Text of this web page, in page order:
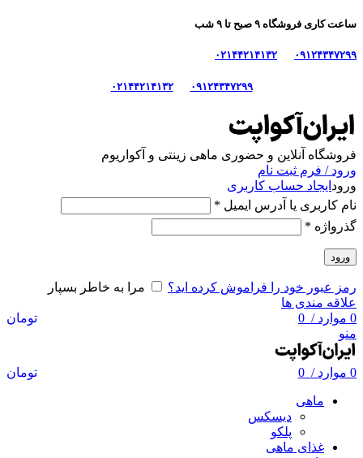
ساعت کاری فروشگاه ۹ صبح تا ۹ شب
۰۹۱۲۴۳۴۷۲۹۹ ۰۲۱۴۴۲۱۴۱۳۲
۰۹۱۲۴۳۴۷۲۹۹ ۰۲۱۴۴۲۱۴۱۳۲
فروشگاه آنلاین و حضوری ماهی‌ زینتی و آکواریوم
ورود / فرم ثبت نام
ورود ایجاد حساب کاربری
نام کاربری یا آدرس ایمیل *
گذرواژه *
ورود
رمز عبور خود را فراموش کرده اید؟
مرا به خاطر بسپار
علاقه مندی ها
0 موارد / تومان
منو
0 موارد / تومان
ماهی
دیسکس
پلکو
غذای ماهی